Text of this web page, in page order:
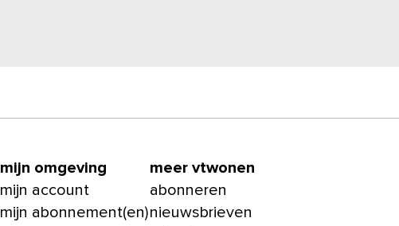
mijn omgeving
mijn account
mijn abonnement(en)
meer vtwonen
abonneren
nieuwsbrieven